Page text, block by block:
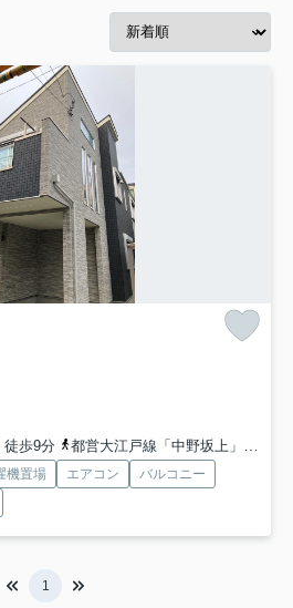
徒歩9分
都営大江戸線「中野坂上」駅 徒歩9分
機置場 エアコン
バルコニー
1